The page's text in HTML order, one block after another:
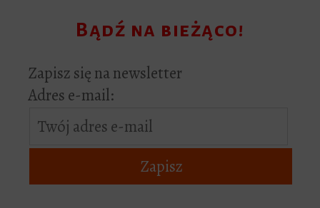
Bądź na bieżąco!
Zapisz się na newsletter
Adres e-mail: